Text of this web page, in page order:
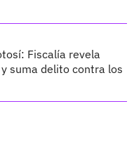
Fiscalía revela
suma delito contra los